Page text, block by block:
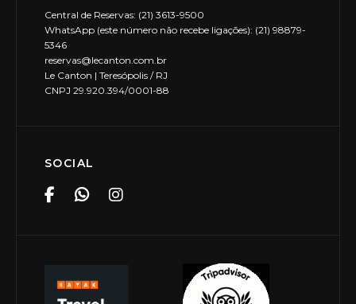
Central de Reservas: (21) 3613-9500
WhatsApp (este número não recebe ligações): (21) 98879-
5346
reservas@lecanton.com.br
Le Canton | Teresópolis / RJ
CNPJ 29.920.394/0001-88
SOCIAL